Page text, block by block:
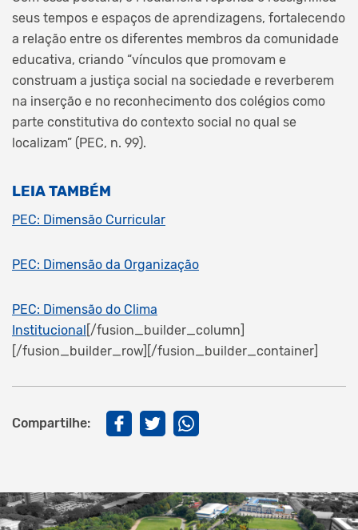
seus tempos e espaços de aprendizagens, fortalecendo
a relação entre os diferentes membros da comunidade
educativa, criando “vínculos que promovam e
construam a justiça social na sociedade e reverberem
na inserção e no reconhecimento dos colégios como
parte constitutiva do contexto social no qual se
localizam” (PEC, n. 99).
LEIA TAMBÉM
PEC: Dimensão Curricular
PEC: Dimensão da Organização
PEC: Dimensão do Clima
Institucional [/fusion_builder_column]
[/fusion_builder_row][/fusion_builder_container]
Compartilhe: